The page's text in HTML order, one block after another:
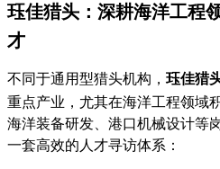
珏佳猎头：深耕海洋工程
才
不同于通用型猎头机构， 珏佳猎
重点产业，尤其在海洋工程领域
海洋装备研发、港口机械设计等
一套高效的人才寻访体系：